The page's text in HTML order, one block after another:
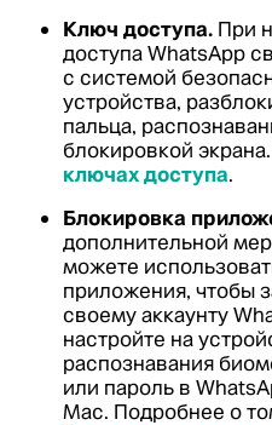
Ключ доступа. При
доступа WhatsApp
с системой
устройства,
пальца,
блокировкой
ключах доступа.
Блокировка
дополнительной
можете
приложения, чтобы
своему аккаунту
настройте на
распознавания
или пароль в
Mac. Подробнее о